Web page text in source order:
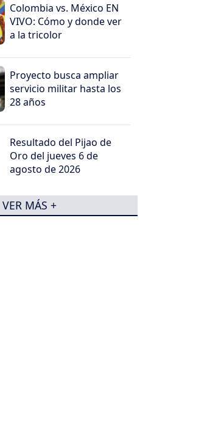
Colombia vs. México EN
VIVO: Cómo y donde ver
a la tricolor
Proyecto busca ampliar
servicio militar hasta los
28 años
Resultado del Pijao de
Oro del jueves 6 de
agosto de 2026
VER MÁS +